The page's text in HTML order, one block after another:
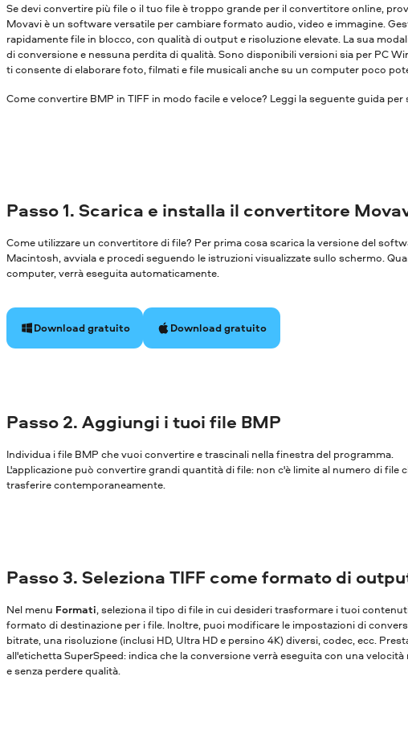
Se devi convertire più file o il tuo file è troppo grande per il convertitore online,
Movavi è un software versatile per cambiare formato audio, video e immagine.
rapidamente file in blocco, con qualità di output e risoluzione elevate. La sua
di conversione e nessuna perdita di qualità. Sono disponibili versioni sia per PC
ti consente di elaborare foto, filmati e file musicali anche su un computer poco
Come convertire BMP in TIFF in modo facile e veloce? Leggi la seguente guida per
Passo 1. Scarica e installa il convertitore
Come utilizzare un convertitore di file? Per prima cosa scarica la versione del
Macintosh, avviala e procedi seguendo le istruzioni visualizzate sullo schermo.
computer, verrà eseguita automaticamente.
Download gratuito Download gratuito
Passo 2. Aggiungi i tuoi file BMP
Individua i file BMP che vuoi convertire e trascinali nella finestra del programma.
L'applicazione può convertire grandi quantità di file: non c'è limite al numero di file
trasferire contemporaneamente.
Passo 3. Seleziona TIFF come formato di
Nel menu Formati, seleziona il tipo di file in cui desideri trasformare i tuoi
formato di destinazione per i file. Inoltre, puoi modificare le impostazioni di
bitrate, una risoluzione (inclusi HD, Ultra HD e persino 4K) diversi, codec, ecc.
all'etichetta SuperSpeed: indica che la conversione verrà eseguita con una
e senza perdere qualità.